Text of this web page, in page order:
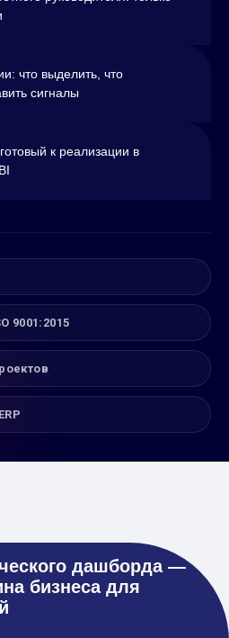
что выделить, что
сигналы
к реализации в
9001:2015
дашборда —
бизнеса для